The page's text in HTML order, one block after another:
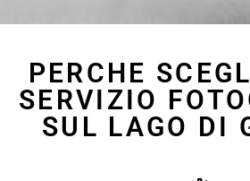
PERCHE
SERVIZIO
SUL LAGO DI